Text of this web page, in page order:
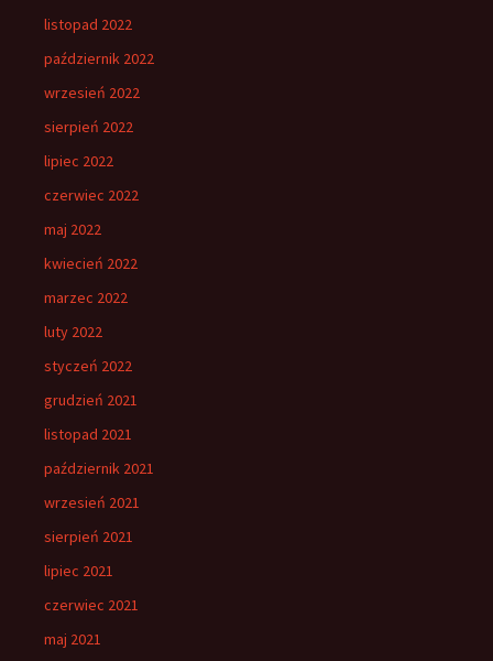
listopad 2022
październik 2022
wrzesień 2022
sierpień 2022
lipiec 2022
czerwiec 2022
maj 2022
kwiecień 2022
marzec 2022
luty 2022
styczeń 2022
grudzień 2021
listopad 2021
październik 2021
wrzesień 2021
sierpień 2021
lipiec 2021
czerwiec 2021
maj 2021